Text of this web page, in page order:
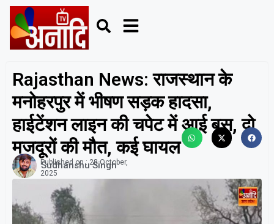
Rajasthan News: राजस्थान के
मनोहरपुर में भीषण सड़क हादसा,
हाईटेंशन लाइन की चपेट में आई बस, दो
मजदूरों की मौत, कई घायल
Sudhanshu Singh
Published on : 28 October,
2025